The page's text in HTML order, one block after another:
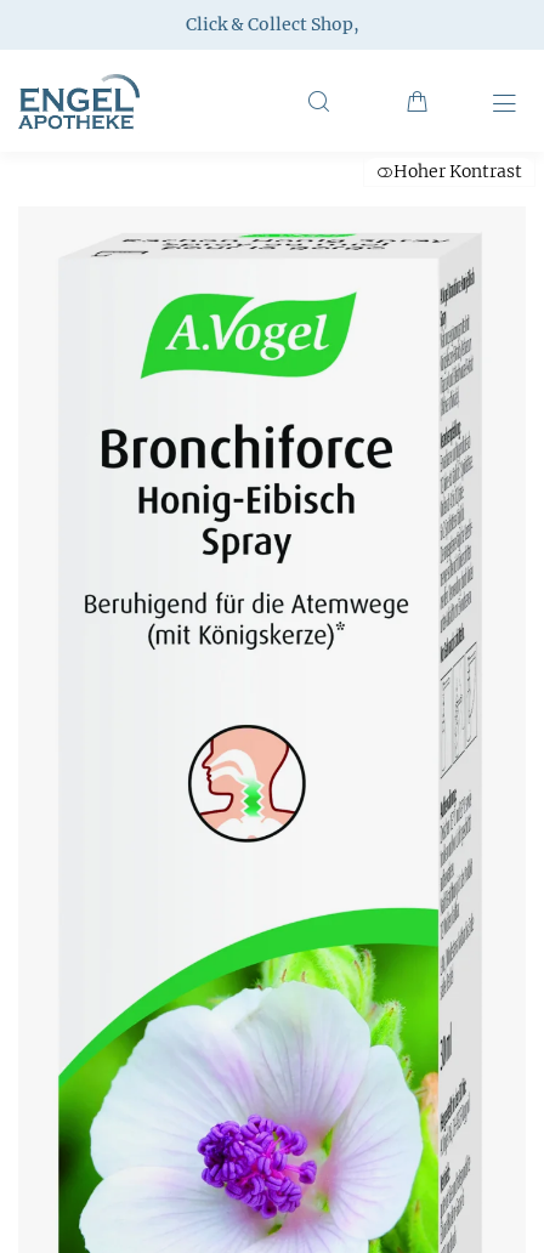
Click & Collect Shop,
Hoher Kontrast